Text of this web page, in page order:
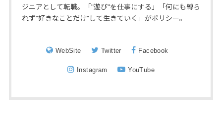
ジニアとして転職。「"遊び"を仕事にする」「何にも縛ら
れず"好きなことだけ"して生きていく」がポリシー。
WebSite Twitter Facebook
Instagram YouTube